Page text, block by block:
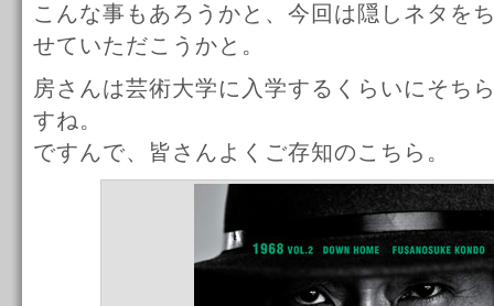
こんな事もあろうかと、今回は隠しネタを
せていただこうかと。
房さんは芸術大学に入学するくらいにそち
すね。
ですんで、皆さんよくご存知のこちら。